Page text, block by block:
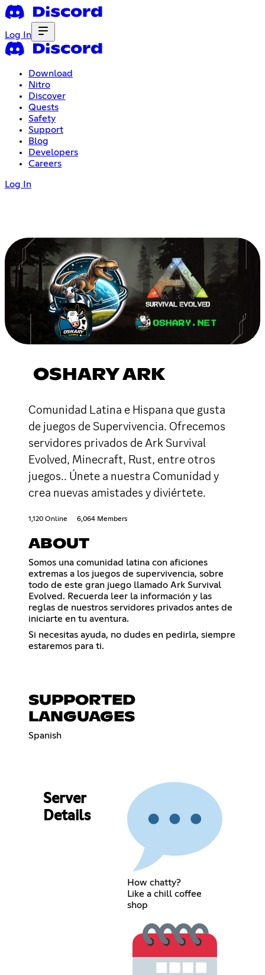
Log In
Download
Nitro
Discover
Quests
Safety
Support
Blog
Developers
Careers
Log In
OSHARY ARK
Comunidad Latina e Hispana que gusta
de juegos de Supervivencia. Ofrecemos
servidores privados de Ark Survival
Evolved, Minecraft, Rust, entre otros
juegos.. Únete a nuestra Comunidad y
crea nuevas amistades y diviértete.
1,120 Online 6,064 Members
ABOUT
Somos una comunidad latina con aficiones
extremas a los juegos de supervivencia, sobre
todo de este gran juego llamado Ark Survival
Evolved. Recuerda leer la información y las
reglas de nuestros servidores privados antes de
iniciarte en tu aventura.
Si necesitas ayuda, no dudes en pedirla, siempre
estaremos para ti.
SUPPORTED
LANGUAGES
Spanish
Server
Details
How chatty?
Like a chill coffee
shop